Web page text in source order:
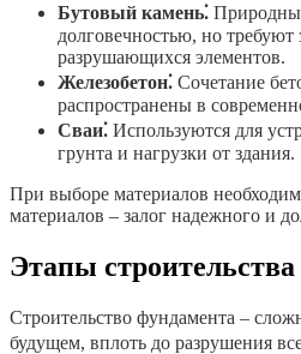
Бутовый камень⁚
долговечностью, но
разрушающихся элементов.
Железобетон⁚ Сочетание
распространены в
Сваи⁚ Используются для
грунта и нагрузки от здания.
При выборе материалов
материалов – залог надежного и
Этапы
Строительство фундамента –
будущем, вплоть до разрушения